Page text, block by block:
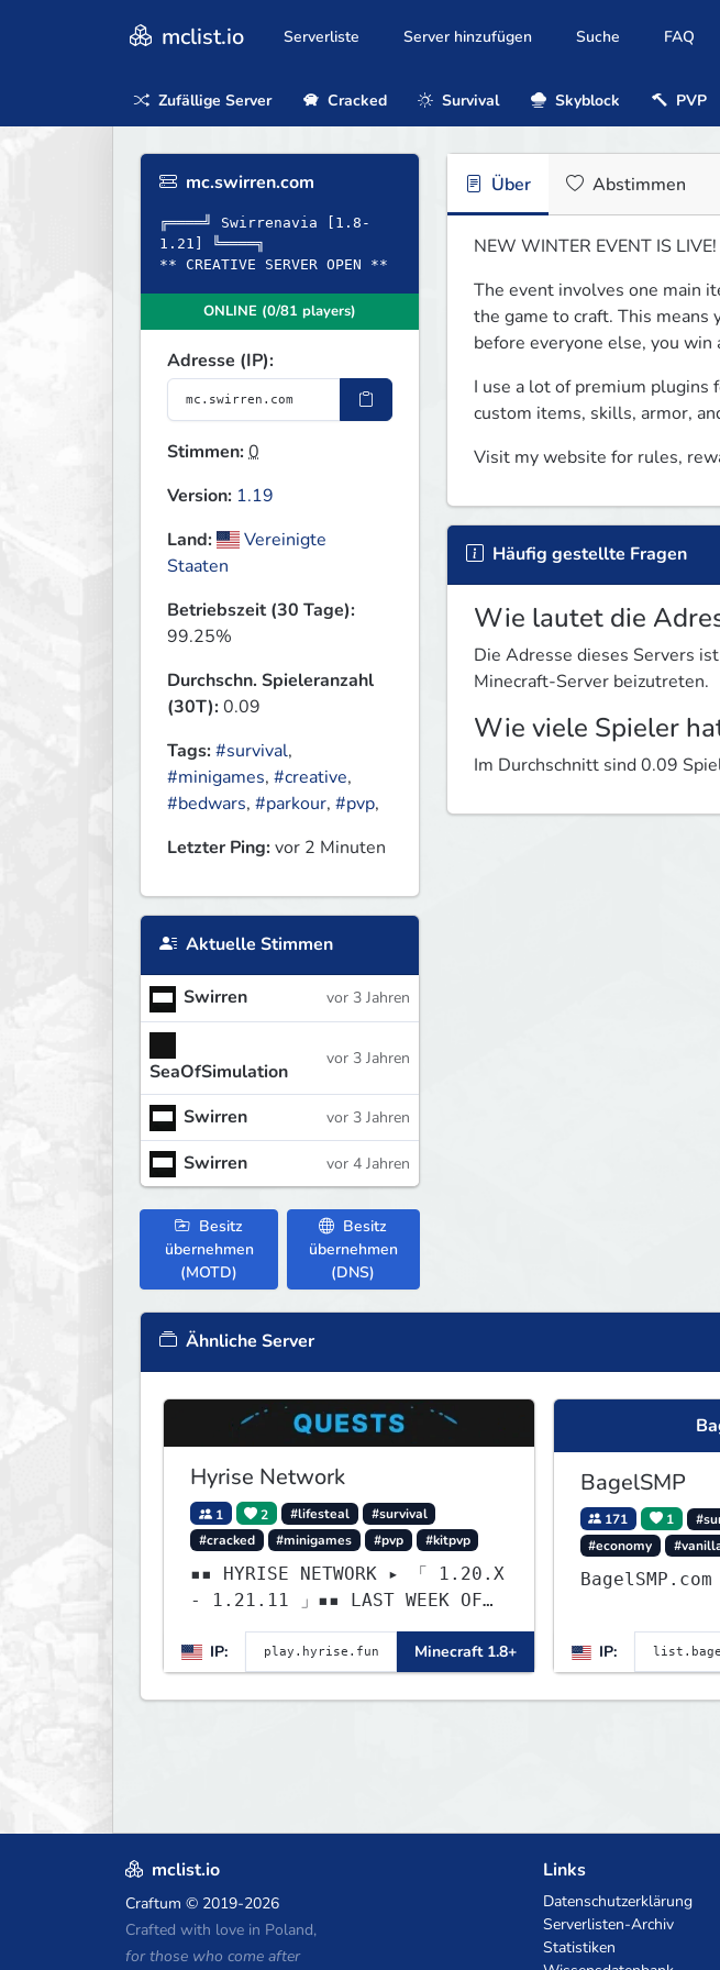
mclist.io Serverliste Server hinzufügen Suche FAQ
Zufällige Server Cracked Survival Skyblock PVP
mc.swirren.com
╔════╝ Swirrenavia [1.8-
1.21] ╚════╗
** CREATIVE SERVER OPEN **
ONLINE (0/81 players)
Adresse (IP):
Stimmen:0
Version: 1.19
Land:
Vereinigte
Staaten
Betriebszeit (30 Tage):
99.25%
Durchschn. Spieleranzahl
(30T):0.09
Tags:#survival,
#minigames, #creative,
#bedwars, #parkour, #pvp,
Letzter Ping:vor 2 Minuten
Aktuelle Stimmen
Swirren vor 3 Jahren
SeaOfSimulation
vor 3 Jahren
Swirren vor 3 Jahren
Swirren vor 4 Jahren
Besitz
übernehmen
(MOTD)
Besitz
übernehmen
(DNS)
Über Abstimmen
NEW WINTER EVENT IS LIVE!
The event involves one main
the game to craft. This means
before everyone else, you win
I use a lot of premium plugins
custom items, skills, armor,
Visit my website for rules,
Häufig gestellte Fragen
Wie lautet die
Die Adresse dieses Servers
Minecraft-Server beizutreten.
Wie viele Spieler
Im Durchschnitt sind 0.09
Ähnliche Server
Hyrise Network
1 2 #lifesteal
#survival
#cracked
#minigames #pvp #kitpvp
▪▪ HYRISE NETWORK ▸ 「 1.20.X
- 1.21.11 」▪▪ LAST WEEK OF
LIFESTEAL! ┃
discord.gg/hyrise
IP: Minecraft 1.8+
BagelSMP
171 1
#economy
BagelSMP.com
IP:
mclist.io
Craftum © 2019-2026
Crafted with love in Poland,
for those who come after
Links
Datenschutzerklärung
Serverlisten-Archiv
Statistiken